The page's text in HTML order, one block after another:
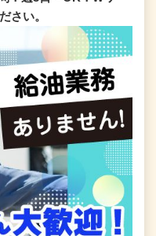
さい。